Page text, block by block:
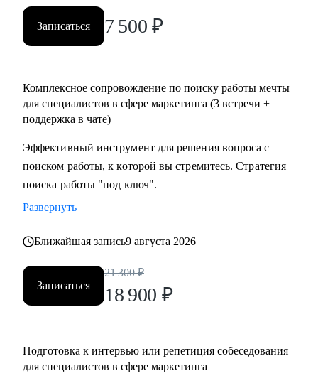
Записаться 7 500 ₽
Комплексное сопровождение по поиску работы мечты
для специалистов в сфере маркетинга (3 встречи +
поддержка в чате)
Эффективный инструмент для решения вопроса с
поиском работы, к которой вы стремитесь. Стратегия
поиска работы "под ключ".
Развернуть
Ближайшая запись9 августа 2026
Записаться
21 300 ₽
18 900 ₽
Подготовка к интервью или репетиция собеседования
для специалистов в сфере маркетинга